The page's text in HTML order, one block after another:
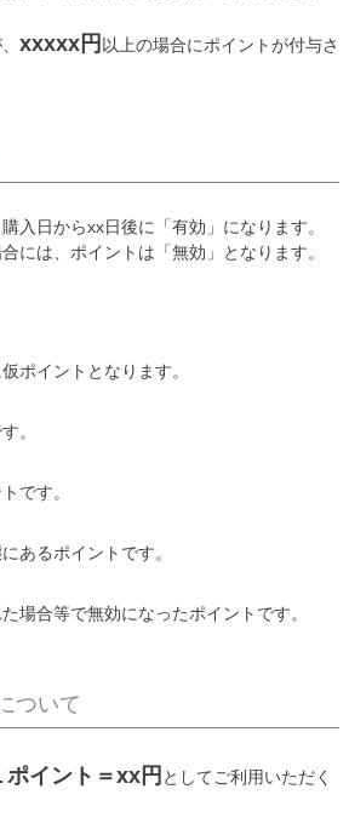
xxxxx円 以上の場合にポイントが付与さ
入日からxx日後に「有効」になります。
には、ポイントは「無効」となります。
ポイントとなります。
。
です。
あるポイントです。
場合等で無効になったポイントです。
ついて
ポイント＝xx円 としてご利用いただく